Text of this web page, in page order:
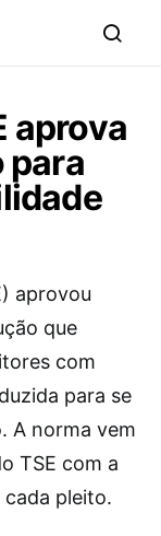
aprova
aprovou
que
com
para se
A norma vem
TSE com a
pleito.